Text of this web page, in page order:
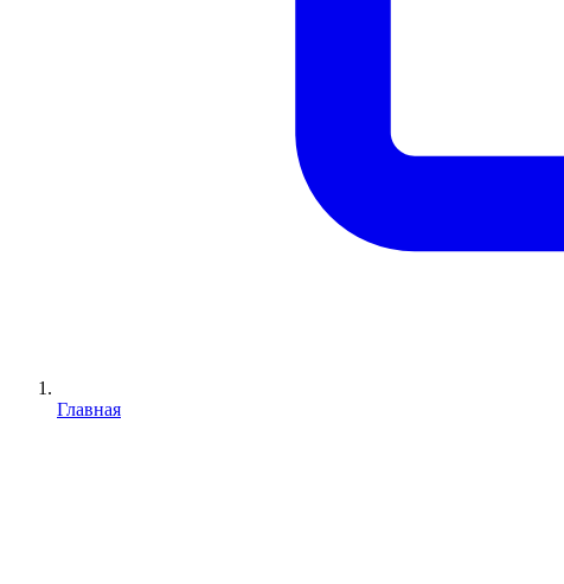
Главная